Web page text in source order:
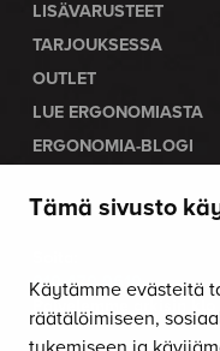
Tämä sivusto
Käytämme evästeitä
räätälöimiseen,
LISÄVARUSTEET
TARJOUKSESSA
OUTLET
LUE ERGONOMIASTA
ERGONOMIA-BLOGI
OTA YHTEYTTÄ
010 470 9610
Palvelemme arkisin klo